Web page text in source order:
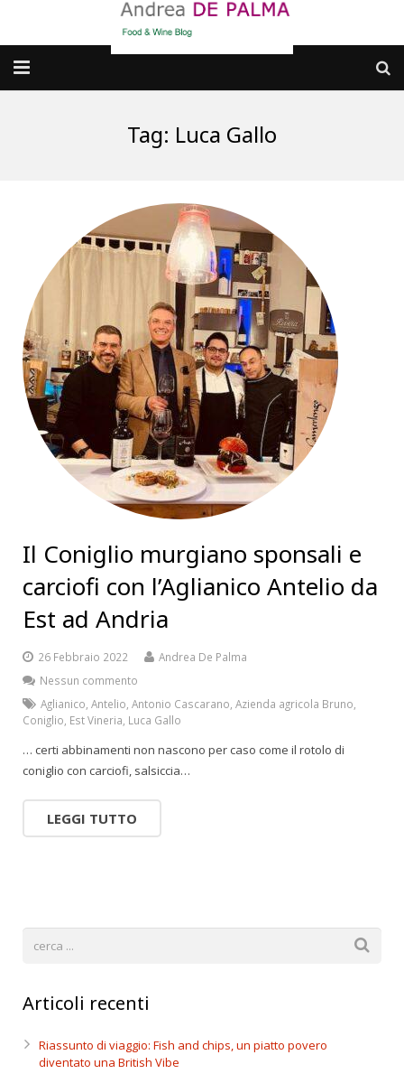
dove MANGIARE
cosa CUCINARE
dove ANDARE
Punti di vista e approfondimenti
Contatti
Tag: Luca Gallo
Il Coniglio murgiano sponsali e
carciofi con l’Aglianico Antelio da
Est ad Andria
26 Febbraio 2022
Andrea De Palma
Nessun commento
Aglianico Antelio Antonio Cascarano Azienda agricola Bruno
Coniglio Est Vineria Luca Gallo
… certi abbinamenti non nascono per caso come il rotolo di
coniglio con carciofi, salsiccia…
LEGGI TUTTO
Articoli recenti
Riassunto di viaggio: Fish and chips, un piatto povero
diventato una British Vibe